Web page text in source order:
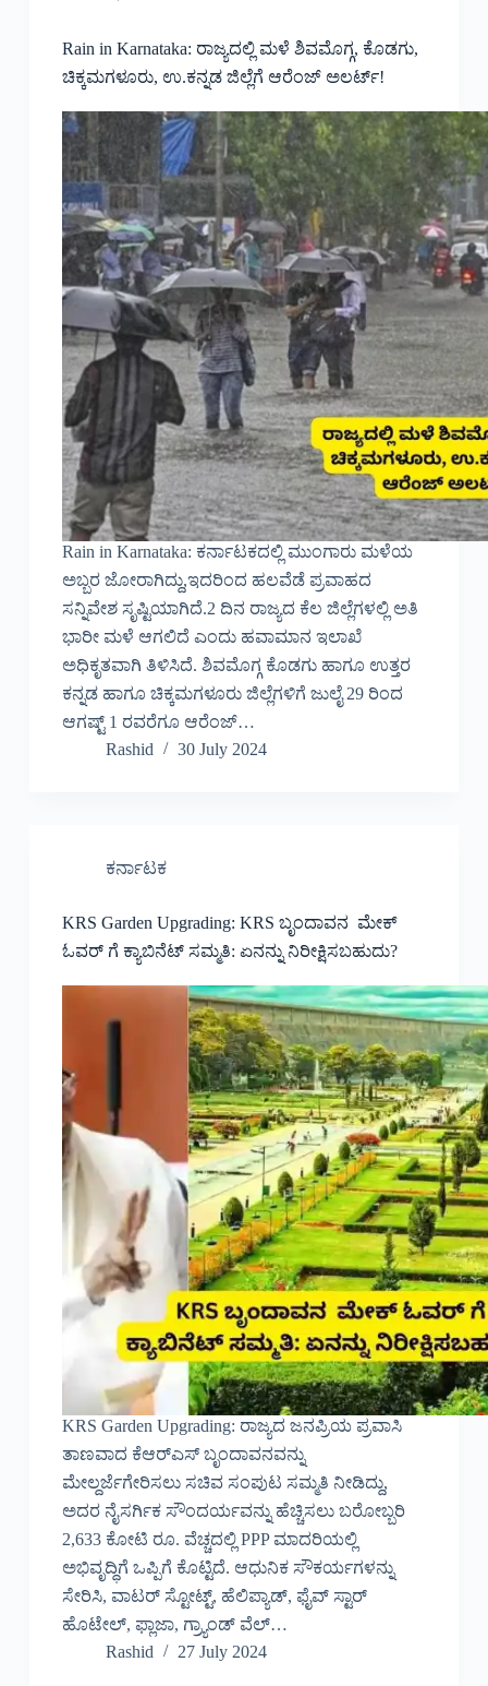
Rain in Karnataka: ರಾಜ್ಯದಲ್ಲಿ ಮಳೆ ಶಿವಮೊಗ್ಗ, ಕೊಡಗು,
ಚಿಕ್ಕಮಗಳೂರು, ಉ.ಕನ್ನಡ ಜಿಲ್ಲೆಗೆ ಆರೆಂಜ್ ಅಲರ್ಟ್!
Rain in Karnataka: ಕರ್ನಾಟಕದಲ್ಲಿ ಮುಂಗಾರು ಮಳೆಯ
ಅಬ್ಬರ ಜೋರಾಗಿದ್ದು,ಇದರಿಂದ ಹಲವೆಡೆ ಪ್ರವಾಹದ
ಸನ್ನಿವೇಶ ಸೃಷ್ಟಿಯಾಗಿದೆ.2 ದಿನ ರಾಜ್ಯದ ಕೆಲ ಜಿಲ್ಲೆಗಳಲ್ಲಿ ಅತಿ
ಭಾರೀ ಮಳೆ ಆಗಲಿದೆ ಎಂದು ಹವಾಮಾನ ಇಲಾಖೆ
ಅಧಿಕೃತವಾಗಿ ತಿಳಿಸಿದೆ. ಶಿವಮೊಗ್ಗ ಕೊಡಗು ಹಾಗೂ ಉತ್ತರ
ಕನ್ನಡ ಹಾಗೂ ಚಿಕ್ಕಮಗಳೂರು ಜಿಲ್ಲೆಗಳಿಗೆ ಜುಲೈ 29 ರಿಂದ
ಆಗಷ್ಟ್ 1 ರವರೆಗೂ ಆರೆಂಜ್…
Rashid
30 July 2024
ಕರ್ನಾಟಕ
KRS Garden Upgrading: KRS ಬೃಂದಾವನ ಮೇಕ್
ಓವರ್ ಗೆ ಕ್ಯಾಬಿನೆಟ್ ಸಮ್ಮತಿ: ಏನನ್ನು ನಿರೀಕ್ಷಿಸಬಹುದು?
KRS Garden Upgrading: ರಾಜ್ಯದ ಜನಪ್ರಿಯ ಪ್ರವಾಸಿ
ತಾಣವಾದ ಕೆಆರ್‌ಎಸ್ ಬೃಂದಾವನವನ್ನು
ಮೇಲ್ದರ್ಜೆಗೇರಿಸಲು ಸಚಿವ ಸಂಪುಟ ಸಮ್ಮತಿ ನೀಡಿದ್ದು,
ಅದರ ನೈಸರ್ಗಿಕ ಸೌಂದರ್ಯವನ್ನು ಹೆಚ್ಚಿಸಲು ಬರೋಬ್ಬರಿ
2,633 ಕೋಟಿ ರೂ. ವೆಚ್ಚದಲ್ಲಿ PPP ಮಾದರಿಯಲ್ಲಿ
ಅಭಿವೃದ್ಧಿಗೆ ಒಪ್ಪಿಗೆ ಕೊಟ್ಟಿದೆ. ಆಧುನಿಕ ಸೌಕರ್ಯಗಳನ್ನು
ಸೇರಿಸಿ, ವಾಟರ್ ಸ್ಟೋಟ್ಟ್, ಹೆಲಿಪ್ಯಾಡ್, ಫೈವ್ ಸ್ಟಾರ್
ಹೊಟೇಲ್, ಫ್ಲಾಜಾ, ಗ್ರ್ಯಾಂಡ್ ವೆಲ್…
Rashid
27 July 2024